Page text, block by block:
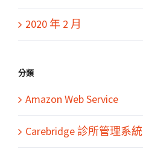
2020 年 2 月
分類
Amazon Web Service
Carebridge 診所管理系統